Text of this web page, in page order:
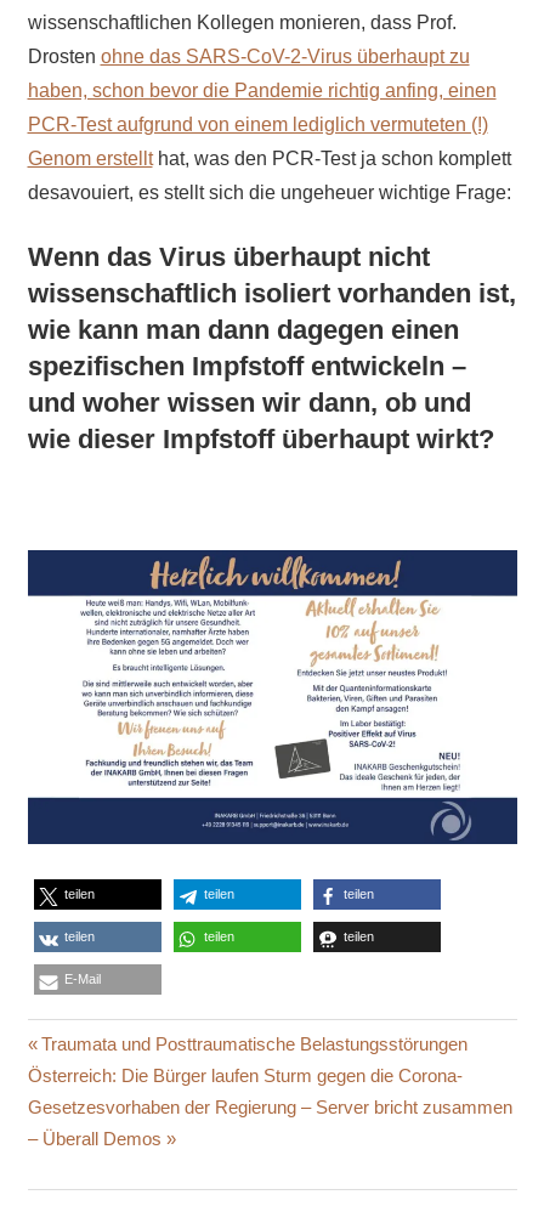
wissenschaftlichen Kollegen monieren, dass Prof.
Drosten ohne das SARS-CoV-2-Virus überhaupt zu
haben, schon bevor die Pandemie richtig anfing, einen
PCR-Test aufgrund von einem lediglich vermuteten (!)
Genom erstellthat, was den PCR-Test ja schon komplett
desavouiert, es stellt sich die ungeheuer wichtige Frage:
Wenn das Virus überhaupt nicht
wissenschaftlich isoliert vorhanden ist,
wie kann man dann dagegen einen
spezifischen Impfstoff entwickeln –
und woher wissen wir dann, ob und
wie dieser Impfstoff überhaupt wirkt?
teilen teilen teilen
teilen teilen teilen
E-Mail
BEWEISE
GEMMA
O'DOHERTY
HARTNÄCKIGKEIT
Beitragsnavigation
Vorheriger
Beitrag:
Traumata und Posttraumatische Belastungsstörungen
Nächster
Beitrag:
Österreich: Die Bürger laufen Sturm gegen die Corona-
Gesetzesvorhaben der Regierung – Server bricht zusammen
– Überall Demos